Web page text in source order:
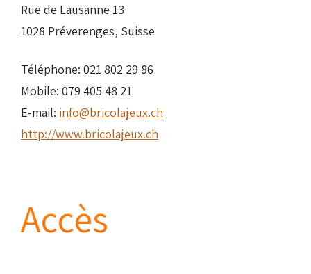
Rue de Lausanne 13
1028 Préverenges, Suisse
Téléphone: 021 802 29 86
Mobile: 079 405 48 21
E-mail: info@bricolajeux.ch
http://www.bricolajeux.ch
Accès